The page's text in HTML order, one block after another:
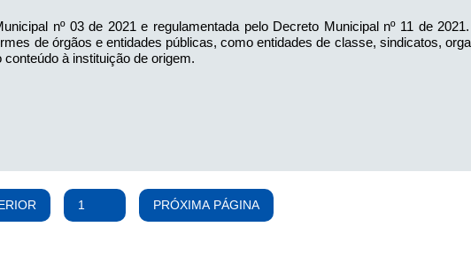
nº 03 de 2021 e regulamentada pelo Decreto Municipal nº 11 de
de órgãos e entidades públicas, como entidades de classe, sindicatos,
à instituição de origem.
PRÓXIMA PÁGINA